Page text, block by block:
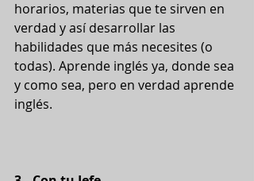
horarios, materias que te sirven en
verdad y así desarrollar las
habilidades que más necesites (o
todas). Aprende inglés ya, donde sea
y como sea, pero en verdad aprende
inglés.